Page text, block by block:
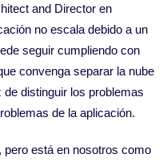
and Director en
no escala debido a un
seguir cumpliendo con
convenga separar la nube
distinguir los problemas
de la aplicación.
pero está en nosotros como